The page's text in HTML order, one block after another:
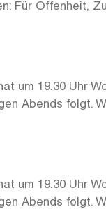
Für Offenheit,
um 19.30 Uhr
Abends folgt.
um 19.30 Uhr
Abends folgt.